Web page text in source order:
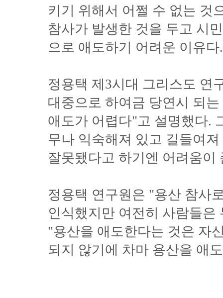
키기 위해서 어쩔 수 없는 것
참사가 발생한 것을 두고 시
으로 애도하기 어려운 이유다.
정용택 제3시대 그리스도 연
대중으로 하여금 당연시 되
애도가 어렵다"고 설명했다.
무나 익숙해져 있고 길들여
잘못됐다고 하기엔 어려움이
정용택 연구원은 "용산 참사
인식했지만 여전히 사람들
"용산을 애도한다는 것은 자
되지 않기에 차마 용산을 애